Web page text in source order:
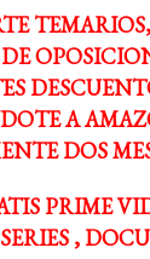
DE
A
DOS
PRIME
,